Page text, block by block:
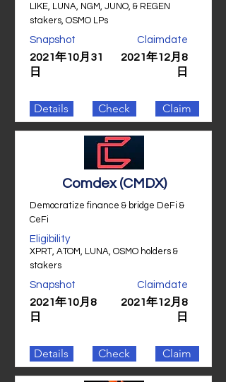
LIKE, LUNA, NGM, JUNO, & REGEN
stakers, OSMO LPs
Snapshot
2021年10月31
日
Claimdate
2021年12月8
日
Details Check Claim
Comdex (CMDX)
Democratize finance & bridge DeFi &
CeFi
Eligibility
XPRT, ATOM, LUNA, OSMO holders &
stakers
Snapshot
2021年10月8
日
Claimdate
2021年12月8
日
Details Check Claim